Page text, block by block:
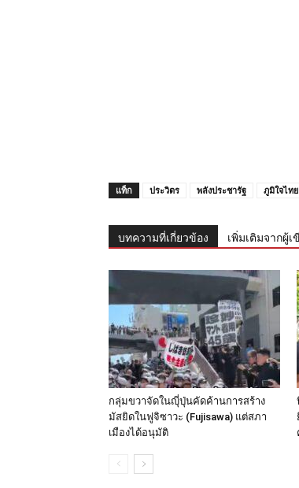
แท็ก ประวิตร พลังประชารัฐ ภูมิใจไทย
บทความที่เกี่ยวข้อง เพิ่มเติมจากผู้เ
กลุ่มขวาจัดในญุี่ปุ่นคัดค้านการสร้าง
มัสยิดในฟูจิซาวะ (Fujisawa) แต่สภา
เมืองได้อนุมัติ